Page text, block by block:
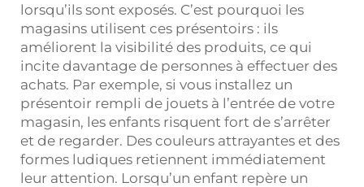
lorsqu’ils sont exposés. C’est pourquoi les
magasins utilisent ces présentoirs : ils
améliorent la visibilité des produits, ce qui
incite davantage de personnes à effectuer des
achats. Par exemple, si vous installez un
présentoir rempli de jouets à l’entrée de votre
magasin, les enfants risquent fort de s’arrêter
et de regarder. Des couleurs attrayantes et des
formes ludiques retiennent immédiatement
leur attention. Lorsqu’un enfant repère un